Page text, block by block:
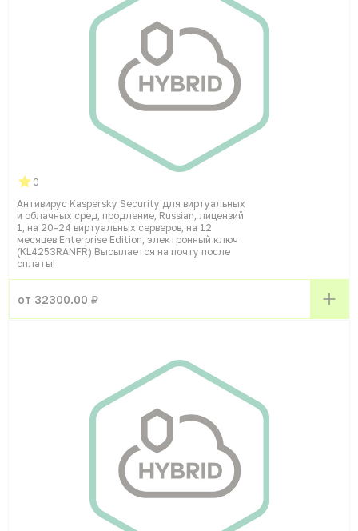
0
Антивирус Kaspersky Security для виртуальных
и облачных сред, продление, Russian, лицензий
1, на 20-24 виртуальных серверов, на 12
месяцев Enterprise Edition, электронный ключ
(KL4253RANFR) Высылается на почту после
оплаты!
от 32300.00 ₽